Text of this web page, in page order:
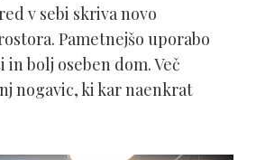
v sebi skriva novo
Pametnejšo uporabo
bolj oseben dom. Več
nogavic, ki kar naenkrat